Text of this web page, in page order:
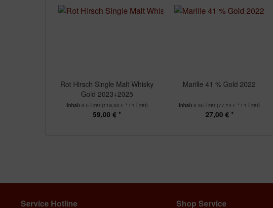
Rot Hirsch Single Malt Whisky
Gold 2023+2025
Inhalt 0.5 Liter (118,00 € * / 1 Liter)
59,00 € *
Marille 41 % Gold 2022
Inhalt0.35 Liter (77,14 € * / 1 Liter)
27,00 € *
Service Hotline Shop Service